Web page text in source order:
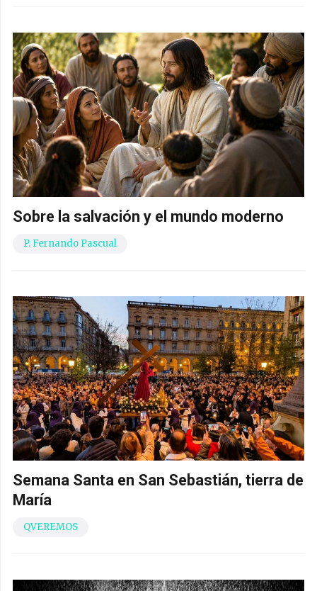
Sobre la salvación y el mundo moderno
P. Fernando Pascual
Semana Santa en San Sebastián, tierra de
María
QVEREMOS